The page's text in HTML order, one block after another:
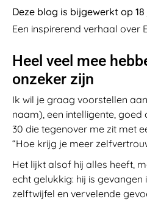
Deze blog is bijgewerkt op 18
Een inspirerend verhaal over
Heel veel mee
onzeker zijn
Ik wil je graag voorstellen
naam), een intelligente,
30 die tegenover me zit met
“Hoe krijg je meer
Het lijkt alsof hij alles heeft,
echt gelukkig: hij is gevangen
zelftwijfel en vervelende